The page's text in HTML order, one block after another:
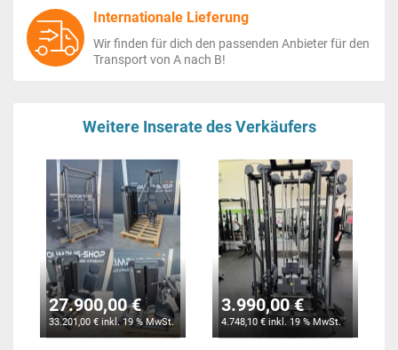
Internationale Lieferung
Wir finden für dich den passenden Anbieter für den
Transport von A nach B!
Weitere Inserate des Verkäufers
27.900,00 €
33.201,00 € inkl. 19 % MwSt.
3.990,00 €
4.748,10 € inkl. 19 % MwSt.